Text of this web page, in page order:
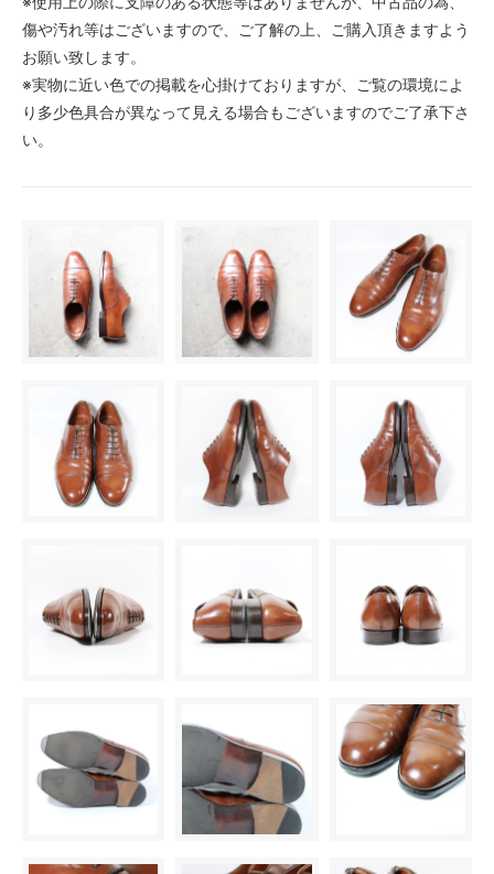
傷や汚れ等はございますので、ご了解の上、ご購入頂きますよう
お願い致します。
※実物に近い色での掲載を心掛けておりますが、ご覧の環境によ
り多少色具合が異なって見える場合もございますのでご了承下さ
い。